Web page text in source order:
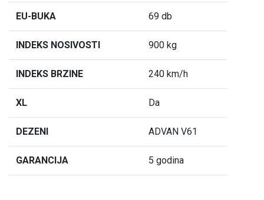
EU-BUKA 69 db
INDEKS NOSIVOSTI 900 kg
INDEKS BRZINE 240 km/h
XL Da
DEZENI ADVAN V61
GARANCIJA 5 godina